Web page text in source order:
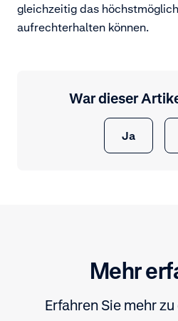
gleichzeitig das
aufrechterhalten können.
War dieser
Ja
Mehr
Erfahren Sie mehr